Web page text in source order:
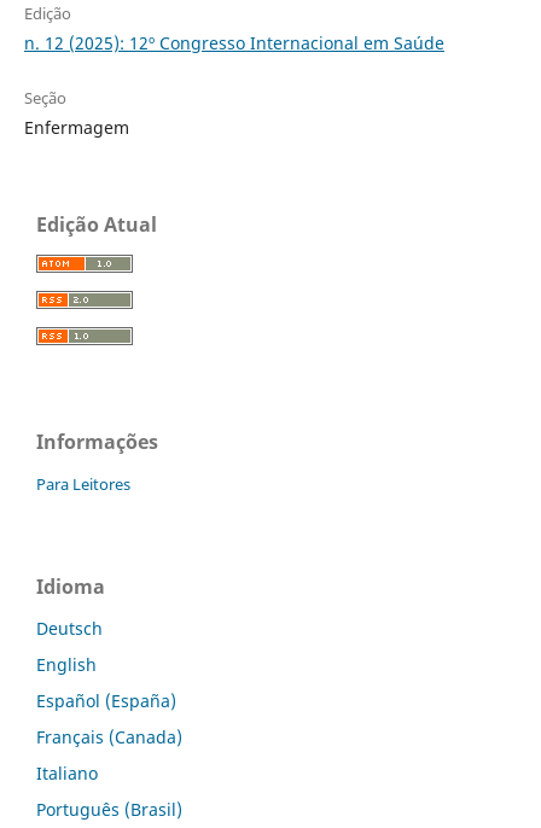
Edição
n. 12 (2025): 12º Congresso Internacional em Saúde
Seção
Enfermagem
Edição Atual
Informações
Para Leitores
Idioma
Deutsch
English
Español (España)
Français (Canada)
Italiano
Português (Brasil)